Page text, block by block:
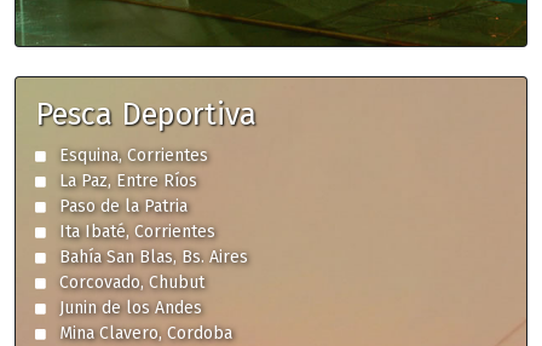
Pesca Deportiva
Esquina, Corrientes
La Paz, Entre Ríos
Paso de la Patria
Ita Ibaté, Corrientes
Bahía San Blas, Bs. Aires
Corcovado, Chubut
Junin de los Andes
Mina Clavero, Cordoba